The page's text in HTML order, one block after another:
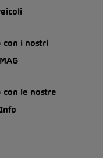
con i nostri
con le nostre